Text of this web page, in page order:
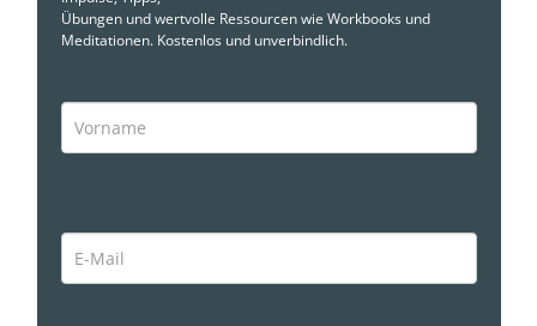
Übungen und wertvolle Ressourcen wie Workbooks und
Meditationen. Kostenlos und unverbindlich.